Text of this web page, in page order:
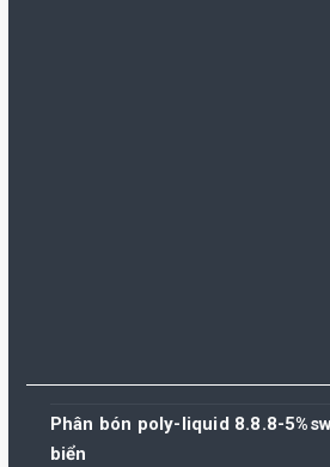
Phân bón poly-liquid 8.8.8-
biển